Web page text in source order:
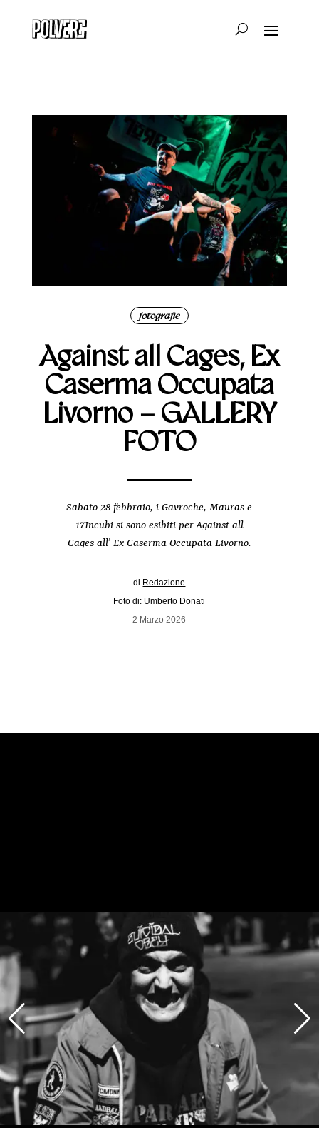
fotografie
Against all Cages, Ex
Caserma Occupata
Livorno – GALLERY
FOTO
Sabato 28 febbraio, i Gavroche, Mauras e
17Incubi si sono esibiti per Against all
Cages all’ Ex Caserma Occupata Livorno.
di Redazione
Foto di: Umberto Donati
2 Marzo 2026